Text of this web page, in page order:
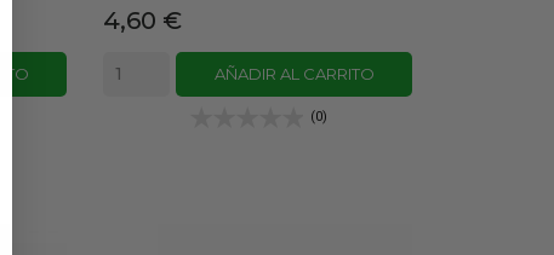
Precio
4,60 €
AÑADIR AL CARRITO
(0)